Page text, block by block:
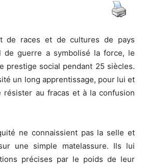
militaire
de races et de cultures de pays
de guerre a symbolisé la force, le
prestige social pendant 25 siècles.
un long apprentissage, pour lui et
résister au fracas et à la confusion
ne connaissient pas la selle et
une simple matelassure. Ils lui
précises par le poids de leur